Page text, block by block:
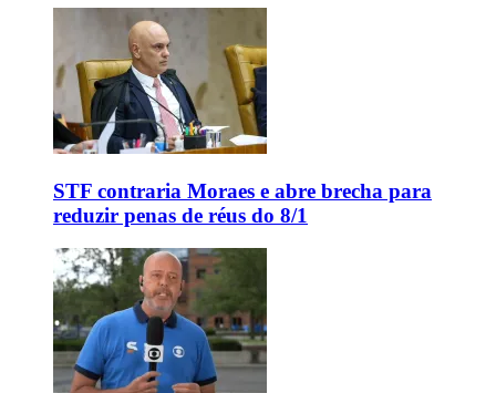
STF contraria Moraes e abre brecha para
reduzir penas de réus do 8/1